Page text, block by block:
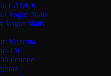
LAQUE
Vogue Nails
Vogue Nails
Малина
TNL
основе